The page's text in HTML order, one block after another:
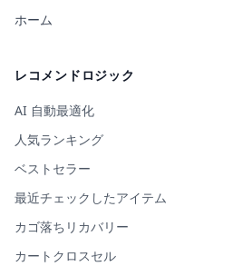
ホーム
レコメンドロジック
AI 自動最適化
人気ランキング
ベストセラー
最近チェックしたアイテム
カゴ落ちリカバリー
カートクロスセル